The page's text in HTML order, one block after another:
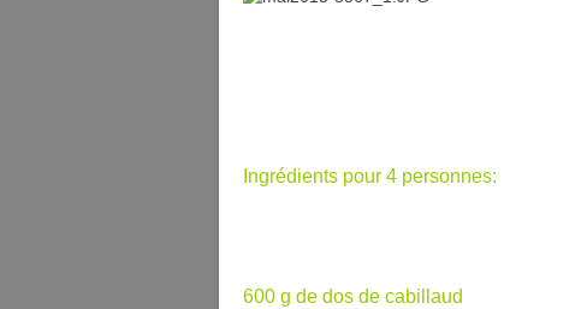
Ingrédients pour 4 personnes:
600 g de dos de cabillaud